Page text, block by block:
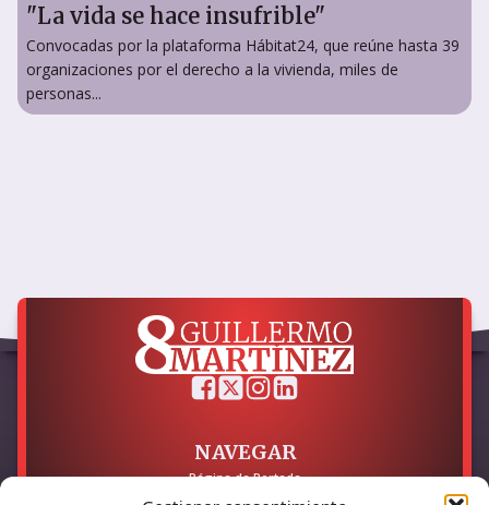
"La vida se hace insufrible"
Convocadas por la plataforma Hábitat24, que reúne hasta 39
organizaciones por el derecho a la vivienda, miles de
personas...
NAVEGAR
Página de Portada